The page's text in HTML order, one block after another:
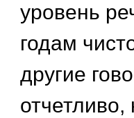
уровень
годам
другие